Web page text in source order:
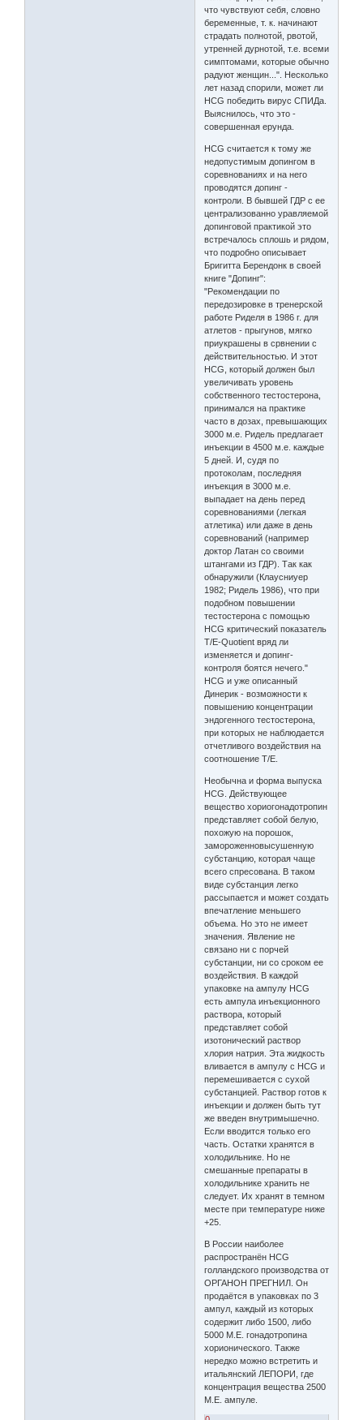
что чувствуют себя, словно
беременные, т. к. начинают
страдать полнотой, рвотой,
утренней дурнотой, т.е. всеми
симптомами, которые обычно
радуют женщин...". Несколько
лет назад спорили, может ли
HCG победить вирус СПИДа.
Выяснилось, что это -
совершенная ерунда.
HCG считается к тому же
недопустимым допингом в
соревнованиях и на него
проводятся допинг -
контроли. В бывшей ГДР с ее
централизованно уравляемой
допинговой практикой это
встречалось сплошь и рядом,
что подробно описывает
Бригитта Берендонк в своей
книге "Допинг":
"Рекомендации по
передозировке в тренерской
работе Риделя в 1986 г. для
атлетов - прыгунов, мягко
приукрашены в срвнении с
действительностью. И этот
HCG, который должен был
увеличивать уровень
собственного тестостерона,
принимался на практике
часто в дозах, превышающих
3000 м.е. Ридель предлагает
инъекции в 4500 м.е. каждые
5 дней. И, судя по
протоколам, последняя
инъекция в 3000 м.е.
выпадает на день перед
соревнованиями (легкая
атлетика) или даже в день
соревнований (например
доктор Латан со своими
штангами из ГДР). Так как
обнаружили (Клаусниуер
1982; Ридель 1986), что при
подобном повышении
тестостерона с помощью
HCG критический показатель
Т/Е-Quotient вряд ли
изменяется и допинг-
контроля боятся нечего."
HCG и уже описанный
Динерик - возможности к
повышению концентрации
эндогенного тестостерона,
при которых не наблюдается
отчетливого воздействия на
соотношение Т/Е.
Необычна и форма выпуска
HCG. Действующее
вещество хориогонадотропин
представляет собой белую,
похожую на порошок,
замороженновысушенную
субстанцию, которая чаще
всего спресована. В таком
виде субстанция легко
рассыпается и может создать
впечатление меньшего
объема. Но это не имеет
значения. Явление не
связано ни с порчей
субстанции, ни со сроком ее
воздействия. В каждой
упаковке на ампулу HCG
есть ампула инъекционного
раствора, который
представляет собой
изотонический раствор
хлория натрия. Эта жидкость
вливается в ампулу с HCG и
перемешивается с сухой
субстанцией. Раствор готов к
инъекции и должен быть тут
же введен внутримышечно.
Если вводится только его
часть. Остатки хранятся в
холодильнике. Но не
смешанные препараты в
холодильнике хранить не
следует. Их хранят в темном
месте при температуре ниже
+25.
В России наиболее
распространён HCG
голландского производства от
ОРГАНОН ПРЕГНИЛ. Он
продаётся в упаковках по 3
ампул, каждый из которых
содержит либо 1500, либо
5000 М.Е. гонадотропина
хорионического. Также
нередко можно встретить и
итальянский ЛЕПОРИ, где
концентрация вещества 2500
М.Е. ампуле.